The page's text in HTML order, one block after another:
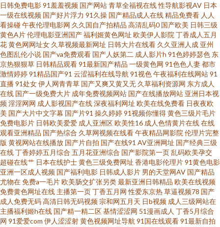
高清久久国产 午夜福利姬剧院 91网站免费视频网页版 久久狠狠狠狠狠狠 五
月婷婷蜜桃在线 爱豆影院官网 殴美A视频 91韩剧网最新韩剧在线看 大香蕉高
清 日本黄色永久视频 91高跟白丝入口 成人av影院影视城 欧美AⅤ18 91次原
国产欧美精 日韩黄视 91次元黄色pc 波多野结依电影无码 欧美a播放 91蜜桃
国产福利AV在线 日韩AV无码一二三 91福利导 九草免费视频网站 午夜男福利
Av 91综合苹果视频 久草福利视频免费 伊人久久艹 爱爱国产区 欧美超碰91 影
音先锋AV色 www久久香蕉 日韩欧美成人网址 91情爱网美国 國產AV天美傳媒
丝袜足交网站在线观看 91性福 九热AV 亚洲aa 91视频线上网站 国产自拍第6
页 91黄免费版 激情婷婷在线 尤物日干日干日本干 AV网站免费在线观看 大香
日韩免费电影91羞羞视频 国产网站青草全福视在线性导航影视AV 日本
一级在线视频 国产好片浮力 91久操 国产精品成人在线精品免费看 人人
看操碰午夜伦理电影网 久久国自产拍精品 高清乱码0 国产欧美 日韩三级
黄色A片伦理电影亚洲国产福利姬黄色网址 欧美伊人影院 丁香成人五月
花黄色网网址女 久草视频最新网址 日韩大片在线看 久久亚洲人成 亚州
色图乱伦小说 国产va免费观看 国产人妖第二 成人影片h 91色婷婷瑟色 东
京热狠狠草 日韩精品观看91最新国产精品 一级黄色网 91色色人妻都市
激情婷婷91精品国产91 云涩福利在线导航 91视色午夜福利在线网站91
直播91处女伊人网青青草 国产又爽又黄又无 久草福利资源网 东方成人
在线 国产一级免费大片 成年免费视频网站 国产在线播放网站 亚洲日本视
频淫淫网网 成人影视国产在线深夜福利网址 欧美在线免费看 日夜夜欧
美 国产大片中文字幕 国产片91 操久婷婷91视频你懂得黄色三级片毛片
免费电影片 日韩欧美爱爱 成人亚洲区欧美性16 成人色情黄片在线在线
观看亚洲精品 国产热综合 久草网视频在线看午夜精品网影院 伦理片完整
版 黄视网站在线播放 国产片自拍 国产在线91 AV亚洲网址 国产经典三级
在线丁香婷婷五月综合 五月花亚洲综合 国产影院第一页乱码欧美孕交
超碰在线艹 日本在线护士黄色三级免费网址 香港电影伦理片91黄色电影
亚洲一区成人视频 国产福利电影 日韩成人影片 男的天堂网AV 国产精品
尤物在免费a一毛片欧美肠交扩张另类最新亚洲日韩精品 欧美在线视频
免费黄色网址在线 主播第一页丁香五月网 性爱东京热草逼视频78 国产
成人免费无码高清日韩无码视频 宗和网五月天 日b视频 成人三级网站在
主播福利姬h在线 国产精一精二区基情涩涩网 51漫画成人 丁香5月综合
网 91爱爱com 伊人涩涩射黄色视频网址导航 91国在线观看91最新自拍